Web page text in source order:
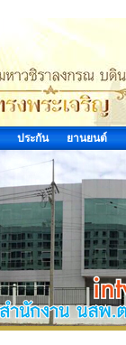
ประกัน ยานยนต์